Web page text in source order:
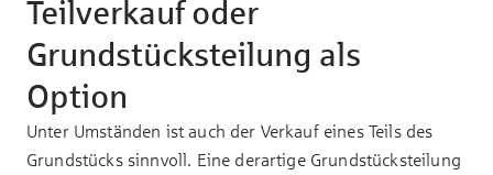
Teilverkauf oder
Grundstücksteilung als
Option
Unter Umständen ist auch der Verkauf eines Teils des
Grundstücks sinnvoll. Eine derartige Grundstücksteilung